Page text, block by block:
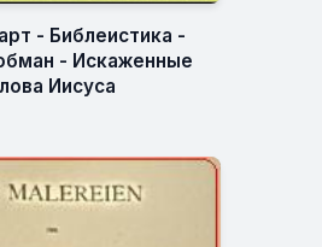
- Библеистика -
- Искаженные
Иисуса